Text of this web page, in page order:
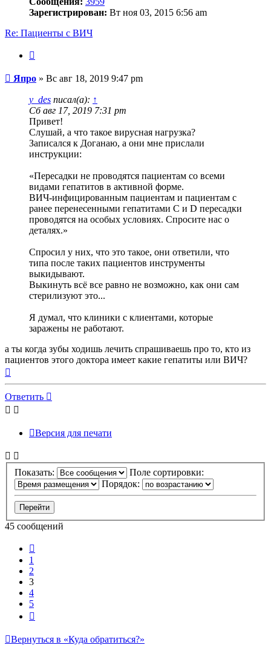
Зарегистрирован: Вт ноя 03, 2015 6:56 am
Re: Пациенты с ВИЧ
Сообщение
Япро » Вс авг 18, 2019 9:47 pm
y_des писал(а): ↑
Сб авг 17, 2019 7:31 pm
Привет!
Слушай, а что такое вирусная нагрузка?
Записался к Доганаю, а они мне прислали
инструкции:
«Пересадки не проводятся пациентам со всеми
видами гепатитов в активной форме.
ВИЧ-инфицированным пациентам и пациентам с
ранее перенесенными гепатитами C и D пересадки
проводятся на особых условиях. Спросите нас о
деталях.»
Спросил у них, что это такое, они ответили, что
типа после таких пациентов инструменты
выкидывают.
Выкинуть всё все равно не возможно, как они сам
стерилизуют это...
Я думал, что клиники с клиентами, которые
заражены не работают.
а ты когда зубы ходишь лечить спрашиваешь про то, кто из
пациентов этого доктора имеет какие гепатиты или ВИЧ?
началу
Ответить
Версия для печати
Показать:
Поле сортировки:
Порядок:
45 сообщений
1
2
3
4
5
Вернуться в «Куда обратиться?»